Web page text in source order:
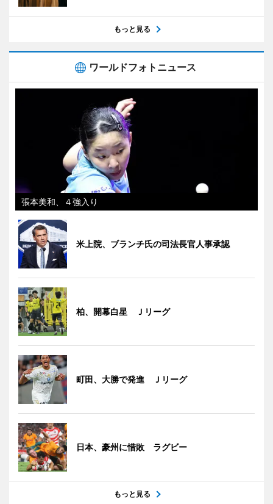
もっと見る
ワールドフォトニュース
張本美和、４強入り
米上院、ブランチ氏の司法長官人事承認
柏、開幕白星 Ｊリーグ
町田、大勝で発進 Ｊリーグ
日本、豪州に惜敗 ラグビー
もっと見る